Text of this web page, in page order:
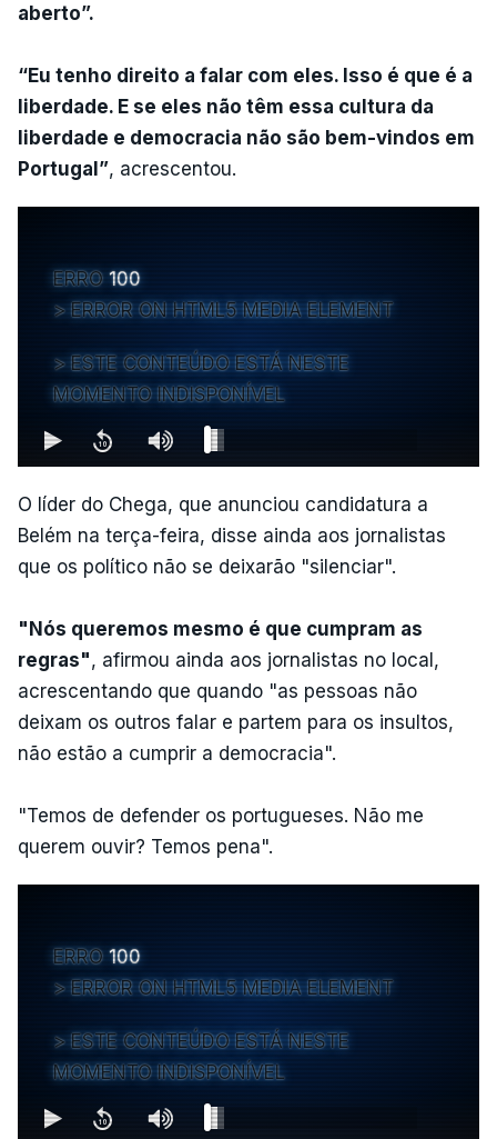
aberto”.
“Eu tenho direito a falar com eles. Isso é que é a
liberdade. E se eles não têm essa cultura da
liberdade e democracia não são bem-vindos em
Portugal”, acrescentou.
ERRO 100
ERROR ON HTML5 MEDIA ELEMENT
ESTE CONTEÚDO ESTÁ NESTE
MOMENTO INDISPONÍVEL
O líder do Chega, que anunciou candidatura a
Belém na terça-feira, disse ainda aos jornalistas
que os político não se deixarão "silenciar".
"Nós queremos mesmo é que cumpram as
regras", afirmou ainda aos jornalistas no local,
acrescentando que quando "as pessoas não
deixam os outros falar e partem para os insultos,
não estão a cumprir a democracia".
"Temos de defender os portugueses. Não me
querem ouvir? Temos pena".
ERRO 100
ERROR ON HTML5 MEDIA ELEMENT
ESTE CONTEÚDO ESTÁ NESTE
MOMENTO INDISPONÍVEL